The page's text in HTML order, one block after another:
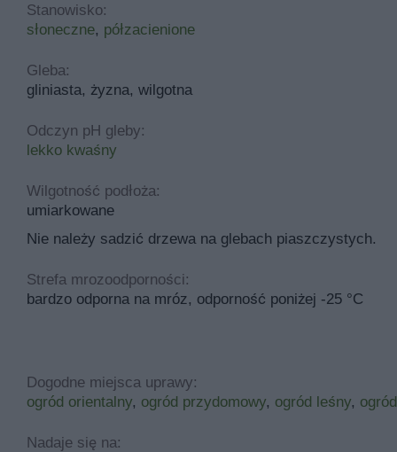
Stanowisko:
słoneczne, półzacienione
Gleba:
gliniasta, żyzna, wilgotna
Odczyn pH gleby:
lekko kwaśny
Wilgotność podłoża:
umiarkowane
Nie należy sadzić drzewa na glebach piaszczystych.
Strefa mrozoodporności:
bardzo odporna na mróz, odporność poniżej -25 °C
Dogodne miejsca uprawy:
ogród orientalny, ogród przydomowy, ogród leśny,
Nadaje się na: